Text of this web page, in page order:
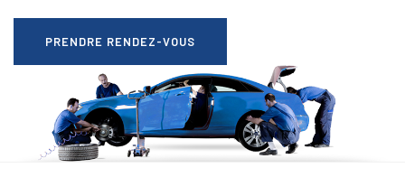
PRENDRE RENDEZ-VOUS